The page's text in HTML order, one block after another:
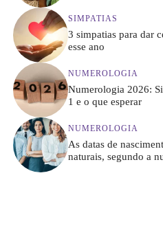
SIMPATIAS
3 simpatias para dar
esse ano
NUMEROLOGIA
Numerologia 2026:
1 e o que esperar
NUMEROLOGIA
As datas de
naturais, segundo a